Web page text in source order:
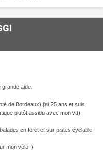
aide.
de Bordeaux) j'ai 25 ans et suis
plutôt assidu avec mon vtt)
en foret et sur pistes cyclable
mon vélo )